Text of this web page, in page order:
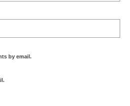
by email.